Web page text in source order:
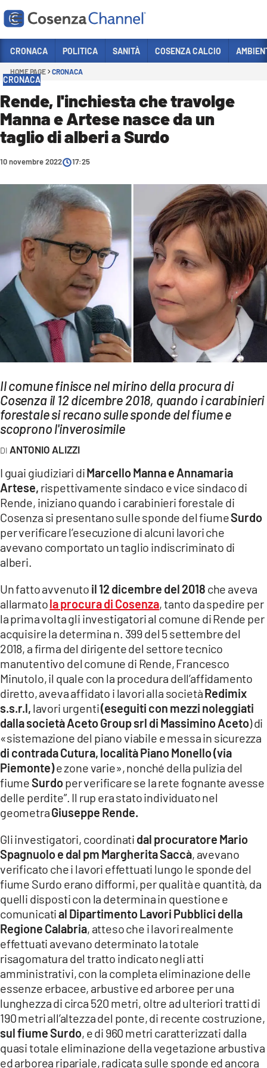
Sezioni
POLITICA
COSENZA CALCIO
ECONOMIA E LAVORO
SANITÀ
SPORT
CULTURA
AMBIENTE
Streaming
LAC TV
LAC NETWORK
LAC ONAIR
LaC
Network
LACPLAY.IT
LACTV.IT
LACONAIR.IT
LACITYMAG.IT
ILREGGINO.IT
COSENZACHANNEL.IT
ILVIBONESE.IT
LACAPITALENEWS.IT
App
ANDROID
APPLE
CRONACA POLITICA SANITÀ COSENZA CALCIO
HOME PAGE CRONACA
CRONACA
Rende, l'inchiesta che travolge
Manna e Artese nasce da un
taglio di alberi a Surdo
10 novembre 2022 17:25
Il comune finisce nel mirino della procura di
Cosenza il 12 dicembre 2018, quando i carabinieri
forestale si recano sulle sponde del fiume e
scoprono l'inverosimile
ANTONIO ALIZZI
I guai giudiziari diMarcello Manna e Annamaria
Artese, rispettivamente sindaco e vice sindaco di
Rende, iniziano quando i carabinieri forestale di
Cosenza si presentano sulle sponde del fiumeSurdo
per verificare l’esecuzione di alcuni lavori che
avevano comportato un taglio indiscriminato di
alberi.
Un fatto avvenuto il 12 dicembre del 2018 che aveva
allarmatola procura di Cosenza, tanto da spedire per
la prima volta gli investigatori al comune di Rende per
acquisire la determina n. 399 del 5 settembre del
2018, a firma del dirigente del settore tecnico
manutentivo del comune di Rende, Francesco
Minutolo, il quale con la procedura dell’affidamento
diretto, aveva affidato i lavori alla societàRedimix
s.s.r.l, lavori urgenti(eseguiti con mezzi noleggiati
dalla società Aceto Group srl di Massimino Aceto) di
«sistemazione del piano viabile e messa in sicurezza
di contrada Cutura, località Piano Monello (via
Piemonte)e zone varie», nonché della pulizia del
fiumeSurdoper verificare se la rete fognante avesse
delle perdite”. Il rup era stato individuato nel
geometraGiuseppe Rende.
Gli investigatori, coordinati dal procuratore Mario
Spagnuolo e dal pm Margherita Saccà, avevano
verificato che i lavori effettuati lungo le sponde del
fiume Surdo erano difformi, per qualità e quantità, da
quelli disposti con la determina in questione e
comunicatial Dipartimento Lavori Pubblici della
Regione Calabria, atteso che i lavori realmente
effettuati avevano determinato la totale
risagomatura del tratto indicato negli atti
amministrativi, con la completa eliminazione delle
essenze erbacee, arbustive ed arboree per una
lunghezza di circa 520 metri, oltre ad ulteriori tratti di
190 metri all’altezza del ponte, di recente costruzione,
sul fiume Surdo, e di 960 metri caratterizzati dalla
quasi totale eliminazione della vegetazione arbustiva
ed arborea ripariale, radicata sulle sponde ed ancora